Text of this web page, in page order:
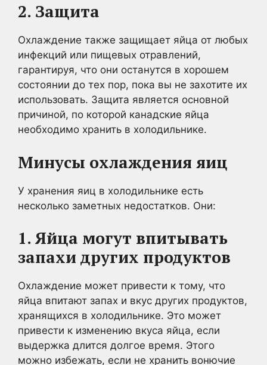
2. Защита
Охлаждение также защищает яйца от любых
инфекций или пищевых отравлений,
гарантируя, что они останутся в хорошем
состоянии до тех пор, пока вы не захотите их
использовать. Защита является основной
причиной, по которой канадские яйца
необходимо хранить в холодильнике.
Минусы охлаждения яиц
У хранения яиц в холодильнике есть
несколько заметных недостатков. Они:
1. Яйца могут впитывать
запахи других продуктов
Охлаждение может привести к тому, что
яйца впитают запах и вкус других продуктов,
хранящихся в холодильнике. Это может
привести к изменению вкуса яйца, если
выдержка длится долгое время. Этого
можно избежать, если не хранить вонючие